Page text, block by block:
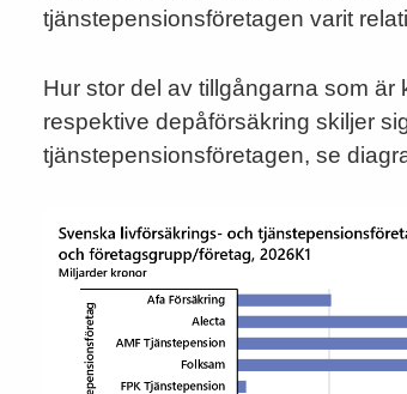
tjänstepensionsföretagen varit
Hur stor del av tillgångarna som
respektive depåförsäkring skiljer
tjänstepensionsföretagen, se